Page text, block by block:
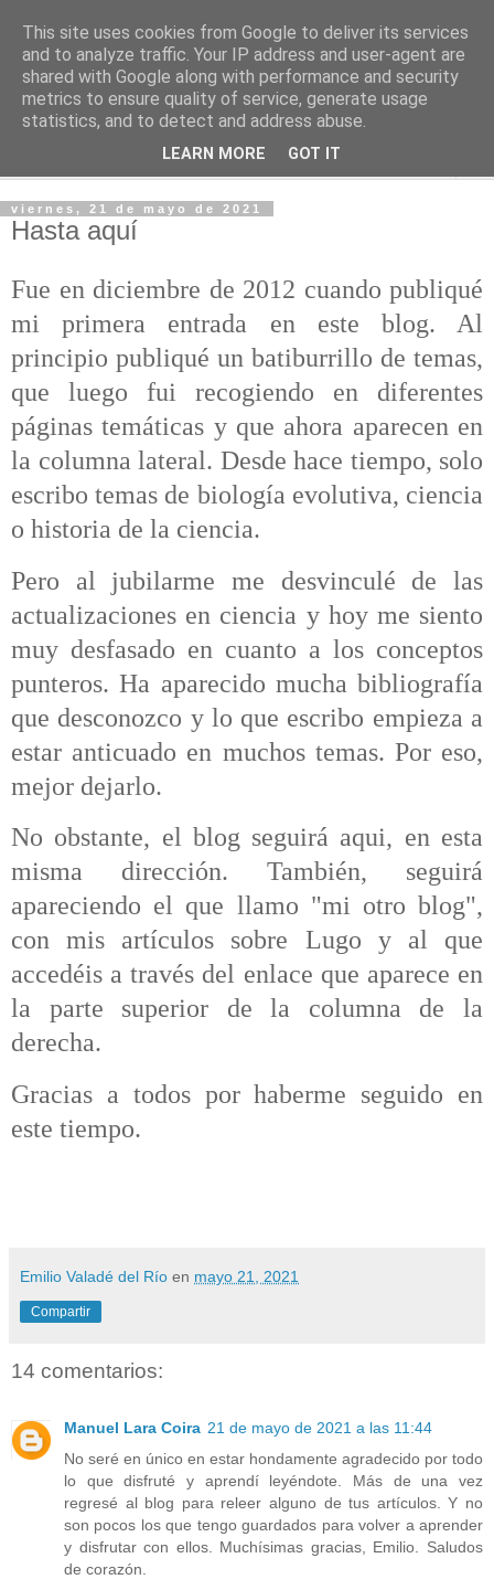
PASEANTE SILENCIOSO
Blog personal de Emilio Valadé del Río
viernes, 21 de mayo de 2021
Hasta aquí
Fue en diciembre de 2012 cuando publiqué
mi primera entrada en este blog. Al
principio publiqué un batiburrillo de temas,
que luego fui recogiendo en diferentes
páginas temáticas y que ahora aparecen en
la columna lateral. Desde hace tiempo, solo
escribo temas de biología evolutiva, ciencia
o historia de la ciencia.
Pero al jubilarme me desvinculé de las
actualizaciones en ciencia y hoy me siento
muy desfasado en cuanto a los conceptos
punteros. Ha aparecido mucha bibliografía
que desconozco y lo que escribo empieza a
estar anticuado en muchos temas. Por eso,
mejor dejarlo.
No obstante, el blog seguirá aqui, en esta
misma dirección. También, seguirá
apareciendo el que llamo "mi otro blog",
con mis artículos sobre Lugo y al que
accedéis a través del enlace que aparece en
la parte superior de la columna de la
derecha.
Gracias a todos por haberme seguido en
este tiempo.
Emilio Valadé del Río en mayo 21, 2021
Compartir
14 comentarios:
Manuel Lara Coira 21 de mayo de 2021 a las 11:44
No seré en único en estar hondamente agradecido por todo
lo que disfruté y aprendí leyéndote. Más de una vez
regresé al blog para releer alguno de tus artículos. Y no
son pocos los que tengo guardados para volver a aprender
y disfrutar con ellos. Muchísimas gracias, Emilio. Saludos
de corazón.
This site uses cookies from Google to deliver its services
and to analyze traffic. Your IP address and user-agent are
shared with Google along with performance and security
metrics to ensure quality of service, generate usage
statistics, and to detect and address abuse.
LEARN MORE GOT IT